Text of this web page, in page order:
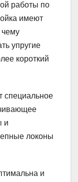
работы по
имеют
чему
упругие
короткий
специальное
и
локоны
и